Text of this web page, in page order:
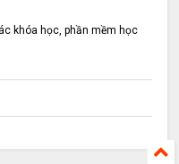
khóa học, phần mềm học